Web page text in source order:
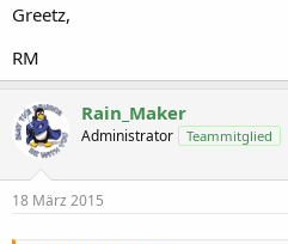
Greetz,
RM
Rain_Maker
Administrator Teammitglied
18 März 2015